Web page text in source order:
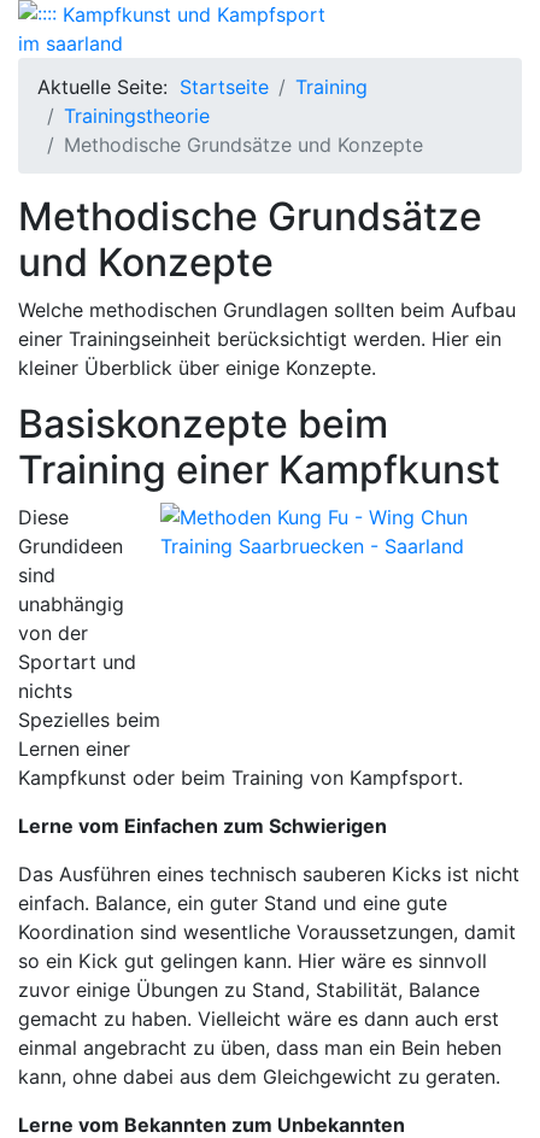
Aktuelle Seite: Startseite
Training
Trainingstheorie
Methodische Grundsätze und Konzepte
Methodische Grundsätze
und Konzepte
Welche methodischen Grundlagen sollten beim Aufbau
einer Trainingseinheit berücksichtigt werden. Hier ein
kleiner Überblick über einige Konzepte.
Basiskonzepte beim
Training einer Kampfkunst
Diese
Grundideen
sind
unabhängig
von der
Sportart und
nichts
Spezielles beim
Lernen einer
Kampfkunst oder beim Training von Kampfsport.
Lerne vom Einfachen zum Schwierigen
Das Ausführen eines technisch sauberen Kicks ist nicht
einfach. Balance, ein guter Stand und eine gute
Koordination sind wesentliche Voraussetzungen, damit
so ein Kick gut gelingen kann. Hier wäre es sinnvoll
zuvor einige Übungen zu Stand, Stabilität, Balance
gemacht zu haben. Vielleicht wäre es dann auch erst
einmal angebracht zu üben, dass man ein Bein heben
kann, ohne dabei aus dem Gleichgewicht zu geraten.
Lerne vom Bekannten zum Unbekannten